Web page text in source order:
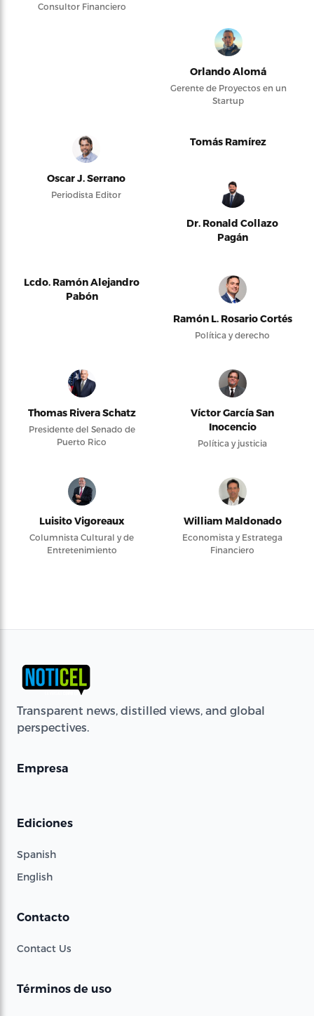
Consultor Financiero
Orlando Alomá
Gerente de Proyectos en un
Startup
Oscar J. Serrano
Periodista Editor
Tomás Ramírez
Dr. Ronald Collazo
Pagán
Lcdo. Ramón Alejandro
Pabón
Ramón L. Rosario Cortés
Política y derecho
Thomas Rivera Schatz
Presidente del Senado de
Puerto Rico
Víctor García San
Inocencio
Política y justicia
Luisito Vigoreaux
Columnista Cultural y de
Entretenimiento
William Maldonado
Economista y Estratega
Financiero
Transparent news, distilled views, and global
perspectives.
Empresa
Ediciones
Spanish
English
Contacto
Contact Us
Términos de uso